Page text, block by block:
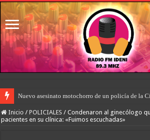
Nuevo asesinato motochorro de un policía de la
Inicio / POLICIALES / Condenaron al ginecólogo
pacientes en su clínica: «Fuimos escuchadas»